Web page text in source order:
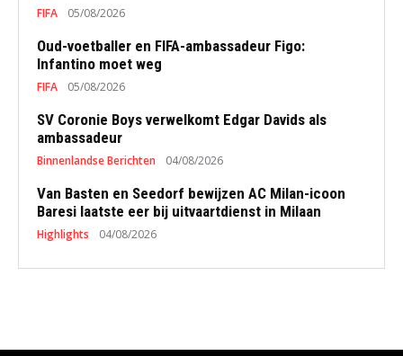
FIFA 05/08/2026
Oud-voetballer en FIFA-ambassadeur Figo:
Infantino moet weg
FIFA 05/08/2026
SV Coronie Boys verwelkomt Edgar Davids als
ambassadeur
Binnenlandse Berichten 04/08/2026
Van Basten en Seedorf bewijzen AC Milan-icoon
Baresi laatste eer bij uitvaartdienst in Milaan
Highlights 04/08/2026